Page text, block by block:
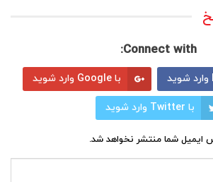
Connect with:
با Google وارد شوید
با Twitter وارد شوید
ایمیل شما منتشر نخواهد شد.